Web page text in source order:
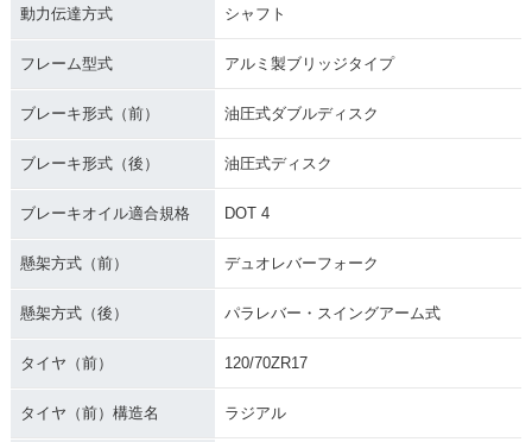
動力伝達方式 シャフト
フレーム型式 アルミ製ブリッジタイプ
ブレーキ形式（前） 油圧式ダブルディスク
ブレーキ形式（後） 油圧式ディスク
ブレーキオイル適合規格 DOT 4
懸架方式（前） デュオレバーフォーク
懸架方式（後） パラレバー・スイングアーム式
タイヤ（前） 120/70ZR17
タイヤ（前）構造名 ラジアル